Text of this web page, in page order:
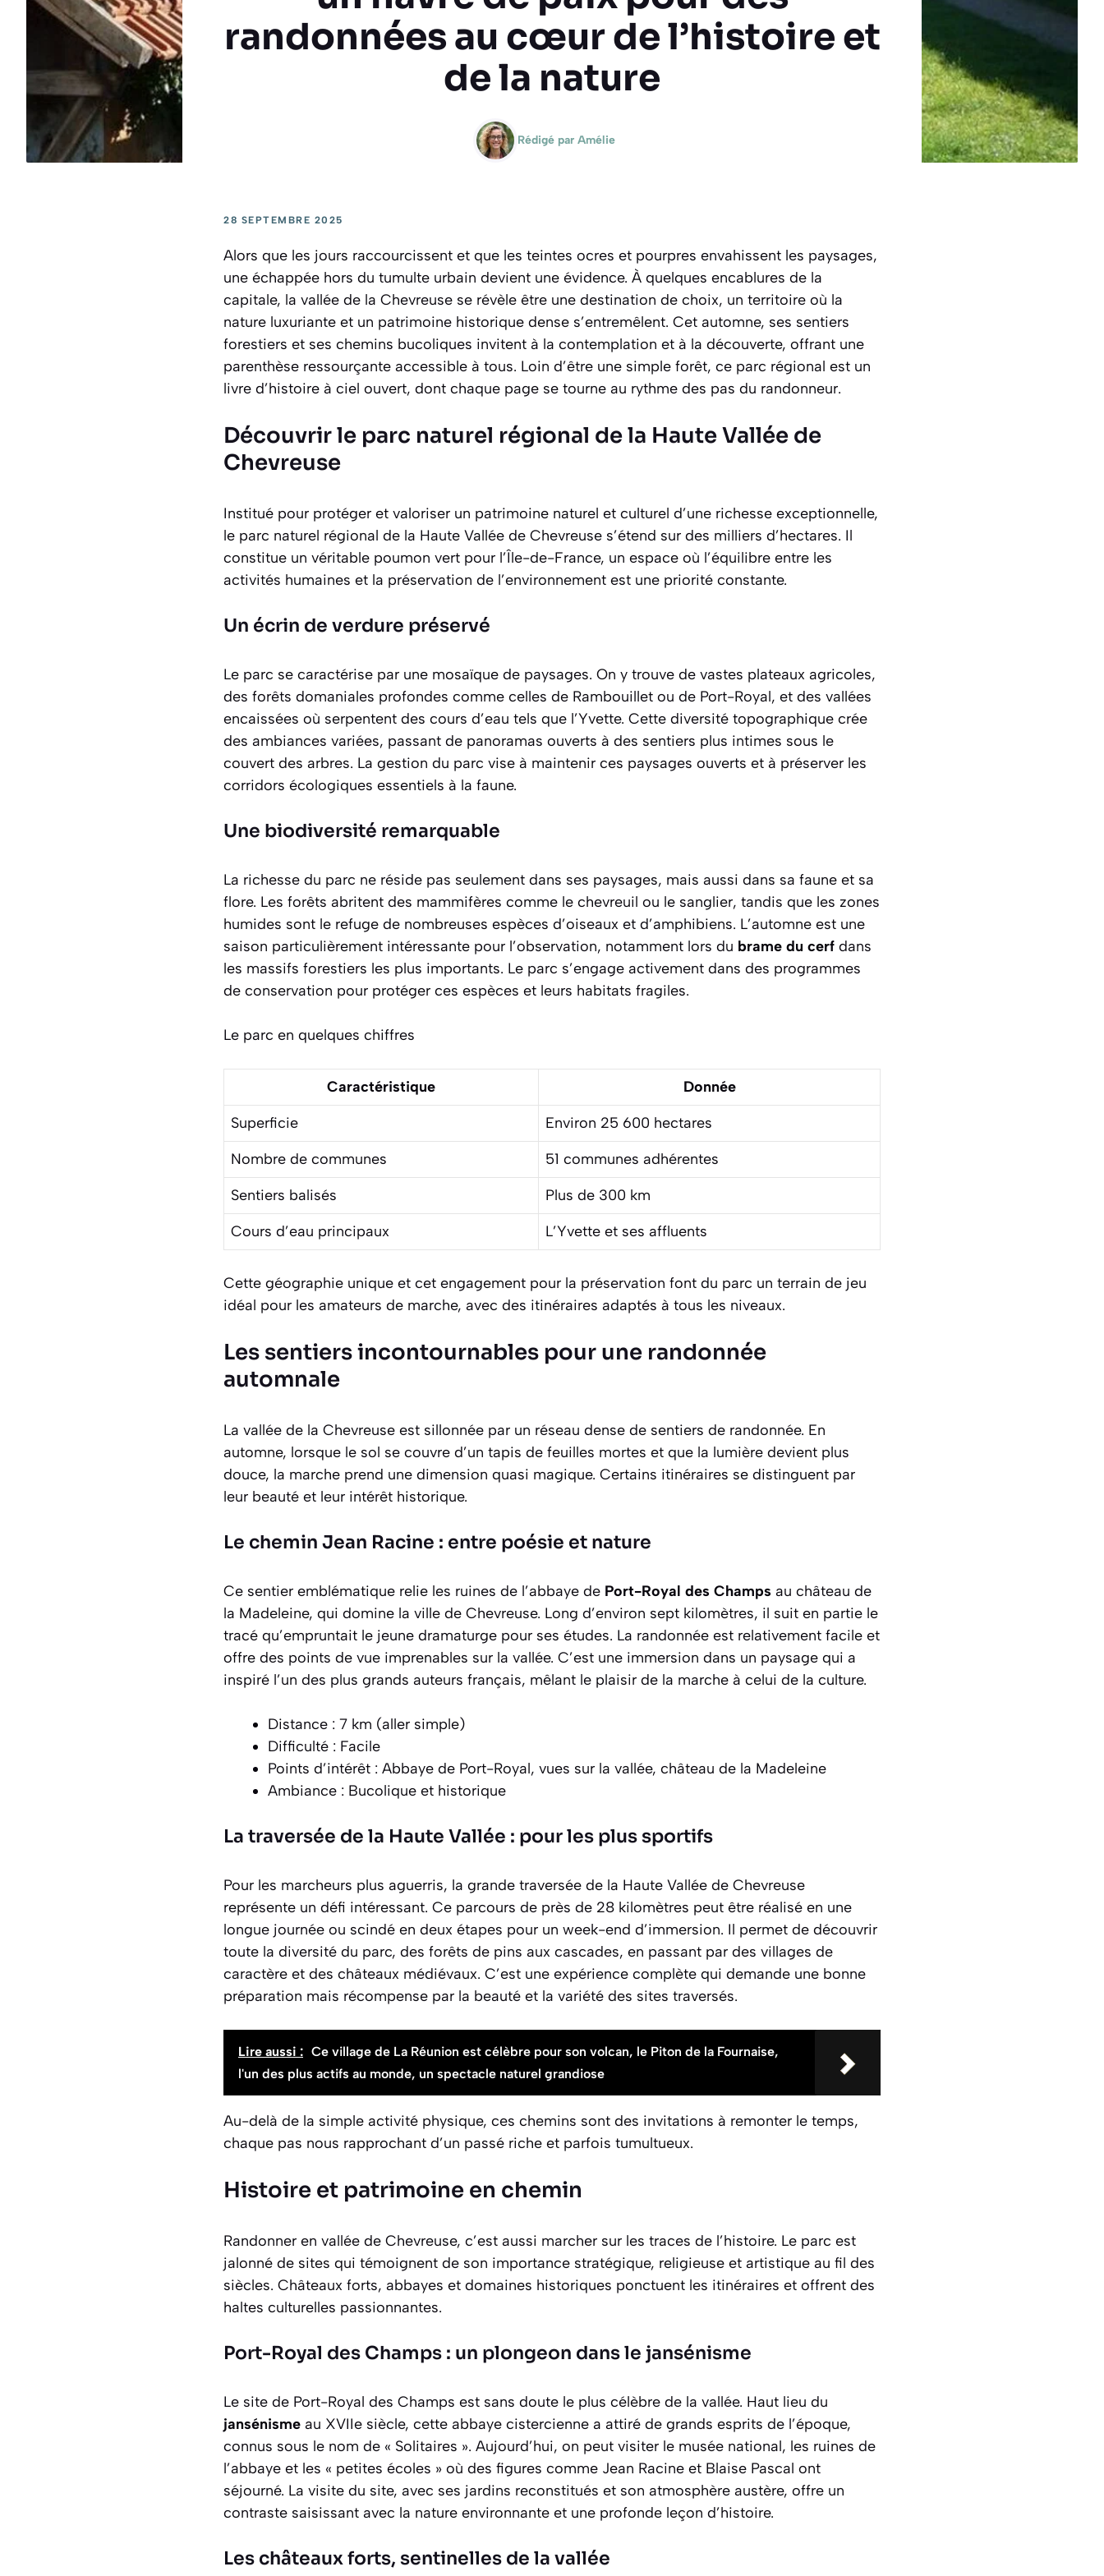
randonnées au cœur de l’histoire et
de la nature
Rédigé par Amélie
28 SEPTEMBRE 2025
Alors que les jours raccourcissent et que les teintes ocres et pourpres envahissent les paysages,
une échappée hors du tumulte urbain devient une évidence. À quelques encablures de la
capitale, la vallée de la Chevreuse se révèle être une destination de choix, un territoire où la
nature luxuriante et un patrimoine historique dense s’entremêlent. Cet automne, ses sentiers
forestiers et ses chemins bucoliques invitent à la contemplation et à la découverte, offrant une
parenthèse ressourçante accessible à tous. Loin d’être une simple forêt, ce parc régional est un
livre d’histoire à ciel ouvert, dont chaque page se tourne au rythme des pas du randonneur.
Découvrir le parc naturel régional de la Haute Vallée de
Chevreuse
Institué pour protéger et valoriser un patrimoine naturel et culturel d’une richesse exceptionnelle,
le parc naturel régional de la Haute Vallée de Chevreuse s’étend sur des milliers d’hectares. Il
constitue un véritable poumon vert pour l’Île-de-France, un espace où l’équilibre entre les
activités humaines et la préservation de l’environnement est une priorité constante.
Un écrin de verdure préservé
Le parc se caractérise par une mosaïque de paysages. On y trouve de vastes plateaux agricoles,
des forêts domaniales profondes comme celles de Rambouillet ou de Port-Royal, et des vallées
encaissées où serpentent des cours d’eau tels que l’Yvette. Cette diversité topographique crée
des ambiances variées, passant de panoramas ouverts à des sentiers plus intimes sous le
couvert des arbres. La gestion du parc vise à maintenir ces paysages ouverts et à préserver les
corridors écologiques essentiels à la faune.
Une biodiversité remarquable
La richesse du parc ne réside pas seulement dans ses paysages, mais aussi dans sa faune et sa
flore. Les forêts abritent des mammifères comme le chevreuil ou le sanglier, tandis que les zones
humides sont le refuge de nombreuses espèces d’oiseaux et d’amphibiens. L’automne est une
saison particulièrement intéressante pour l’observation, notamment lors du brame du cerf dans
les massifs forestiers les plus importants. Le parc s’engage activement dans des programmes
de conservation pour protéger ces espèces et leurs habitats fragiles.
Le parc en quelques chiffres
Caractéristique
Donnée
Superficie
Environ 25 600 hectares
Nombre de communes
51 communes adhérentes
Sentiers balisés
Plus de 300 km
Cours d’eau principaux
L’Yvette et ses affluents
Cette géographie unique et cet engagement pour la préservation font du parc un terrain de jeu
idéal pour les amateurs de marche, avec des itinéraires adaptés à tous les niveaux.
Les sentiers incontournables pour une randonnée
automnale
La vallée de la Chevreuse est sillonnée par un réseau dense de sentiers de randonnée. En
automne, lorsque le sol se couvre d’un tapis de feuilles mortes et que la lumière devient plus
douce, la marche prend une dimension quasi magique. Certains itinéraires se distinguent par
leur beauté et leur intérêt historique.
Le chemin Jean Racine : entre poésie et nature
Ce sentier emblématique relie les ruines de l’abbaye de Port-Royal des Champs au château de
la Madeleine, qui domine la ville de Chevreuse. Long d’environ sept kilomètres, il suit en partie le
tracé qu’empruntait le jeune dramaturge pour ses études. La randonnée est relativement facile et
offre des points de vue imprenables sur la vallée. C’est une immersion dans un paysage qui a
inspiré l’un des plus grands auteurs français, mêlant le plaisir de la marche à celui de la culture.
Distance : 7 km (aller simple)
Difficulté : Facile
Points d’intérêt : Abbaye de Port-Royal, vues sur la vallée, château de la Madeleine
Ambiance : Bucolique et historique
La traversée de la Haute Vallée : pour les plus sportifs
Pour les marcheurs plus aguerris, la grande traversée de la Haute Vallée de Chevreuse
représente un défi intéressant. Ce parcours de près de 28 kilomètres peut être réalisé en une
longue journée ou scindé en deux étapes pour un week-end d’immersion. Il permet de découvrir
toute la diversité du parc, des forêts de pins aux cascades, en passant par des villages de
caractère et des châteaux médiévaux. C’est une expérience complète qui demande une bonne
préparation mais récompense par la beauté et la variété des sites traversés.
Lire aussi : Ce village de La Réunion est célèbre pour son volcan, le Piton de la Fournaise,
l'un des plus actifs au monde, un spectacle naturel grandiose
Au-delà de la simple activité physique, ces chemins sont des invitations à remonter le temps,
chaque pas nous rapprochant d’un passé riche et parfois tumultueux.
Histoire et patrimoine en chemin
Randonner en vallée de Chevreuse, c’est aussi marcher sur les traces de l’histoire. Le parc est
jalonné de sites qui témoignent de son importance stratégique, religieuse et artistique au fil des
siècles. Châteaux forts, abbayes et domaines historiques ponctuent les itinéraires et offrent des
haltes culturelles passionnantes.
Port-Royal des Champs : un plongeon dans le jansénisme
Le site de Port-Royal des Champs est sans doute le plus célèbre de la vallée. Haut lieu du
jansénisme au XVIIe siècle, cette abbaye cistercienne a attiré de grands esprits de l’époque,
connus sous le nom de « Solitaires ». Aujourd’hui, on peut visiter le musée national, les ruines de
l’abbaye et les « petites écoles » où des figures comme Jean Racine et Blaise Pascal ont
séjourné. La visite du site, avec ses jardins reconstitués et son atmosphère austère, offre un
contraste saisissant avec la nature environnante et une profonde leçon d’histoire.
Les châteaux forts, sentinelles de la vallée